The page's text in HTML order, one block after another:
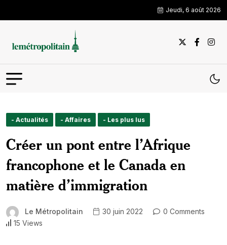
Jeudi, 6 août 2026
- Actualités - Affaires - Les plus lus
Créer un pont entre l’Afrique
francophone et le Canada en
matière d’immigration
Le Métropolitain 30 juin 2022
0 Comments
15 Views